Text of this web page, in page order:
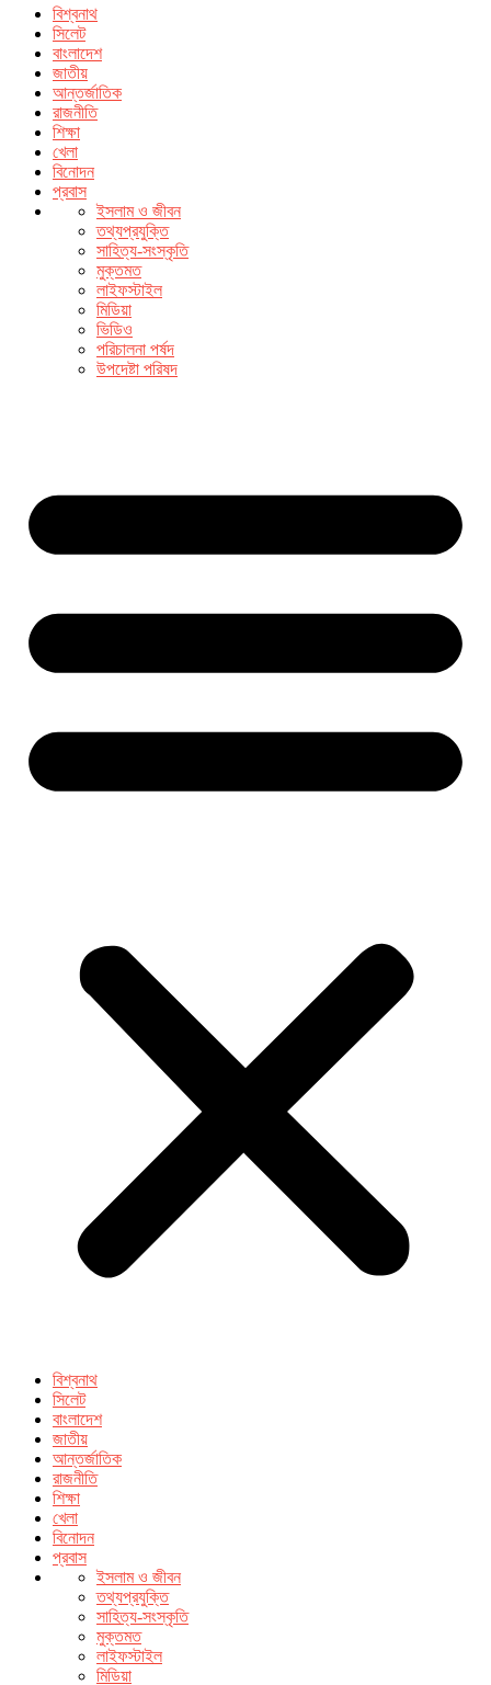
বিশ্বনাথ
সিলেট
বাংলাদেশ
জাতীয়
আন্তর্জাতিক
রাজনীতি
শিক্ষা
খেলা
বিনোদন
প্রবাস
ইসলাম ও জীবন
তথ্যপ্রযুক্তি
সাহিত্য-সংস্কৃতি
মুক্তমত
লাইফস্টাইল
মিডিয়া
ভিডিও
পরিচালনা পর্ষদ
উপদেষ্টা পরিষদ
বিশ্বনাথ
সিলেট
বাংলাদেশ
জাতীয়
আন্তর্জাতিক
রাজনীতি
শিক্ষা
খেলা
বিনোদন
প্রবাস
ইসলাম ও জীবন
তথ্যপ্রযুক্তি
সাহিত্য-সংস্কৃতি
মুক্তমত
লাইফস্টাইল
মিডিয়া